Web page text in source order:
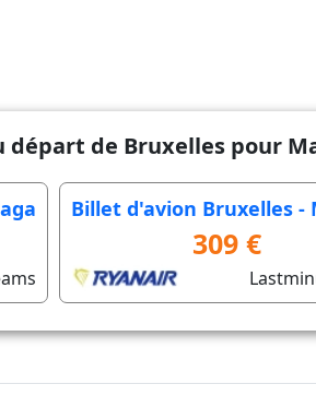
départ de Bruxelles pour
Billet d'avion Bruxelles -
309 €